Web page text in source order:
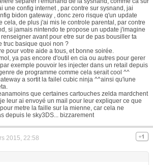
une config internet , par contre sur sysnand, jai
bidon gateway , donc zero risque q'un update
cela, de plus j'ai mis le controle parental, par contre
si jamais nintendo te propose un update j'imagine
avant pour etre sur de pas bousiller ta
truc basique quoi non ?
pour votre aide a tous, et bonne soirée.
ya pas encore d'outil en cia ou autres pour gerer
exemple pouvoir les injecter dans un retail depuis
de programme comme cela serait cool ^^
a sortit la failel cubic ninja ^^ainsi qu'iune
que certaines cartouches zelda mardchent
leur ai envoyé un mail pour leur expliquer ce que
metre la faille sur la mienne, car cela ne
depuis le sky3DS... bizzarement
2015, 22:58